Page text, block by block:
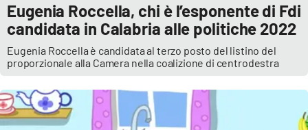
Eugenia Roccella, chi è l’esponente di Fdi
candidata in Calabria alle politiche 2022
Eugenia Roccella è candidata al terzo posto del listino del
proporzionale alla Camera nella coalizione di centrodestra